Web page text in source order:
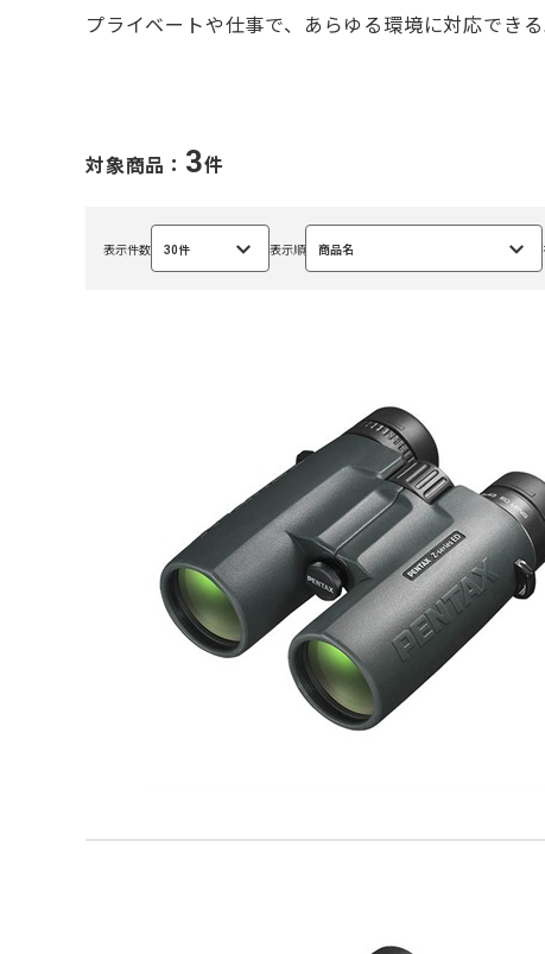
プライベートや仕事で、あらゆる環境に対応でき
対象商品： 3件
表示件数 30件
選
択
表示順 商品名
選
択